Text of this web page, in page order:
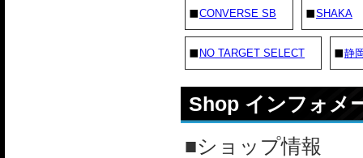
CONVERSE SB SHAKA
NO TARGET SELECT 静
Shop インフォメ
■ショップ情報